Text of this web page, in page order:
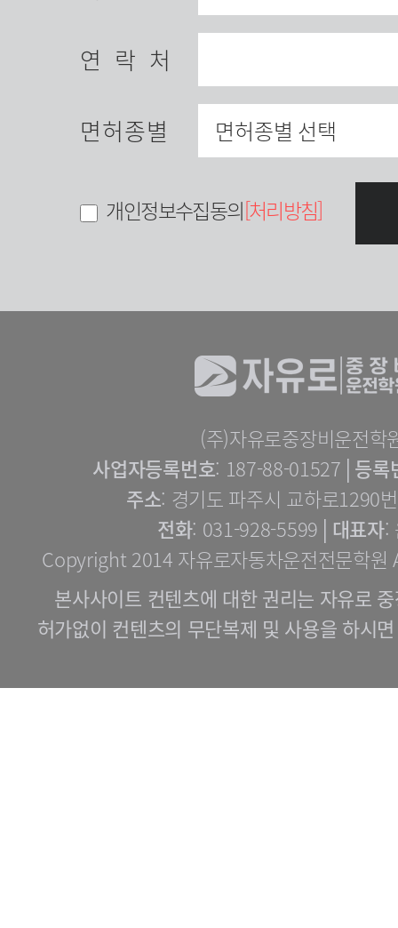
연락처
면허종별
개인정보수집동의[처리방침]
(주)자유로중장비운전학
사업자등록번호: 187-88-01527│ 등록
주소: 경기도 파주시 교하로1290
전화: 031-928-5599│ 대표자:
Copyright 2014 자유로자동차운전전문학
본사사이트 컨텐츠에 대한 권리는 자유로
허가없이 컨텐츠의 무단복제 및 사용을 하시